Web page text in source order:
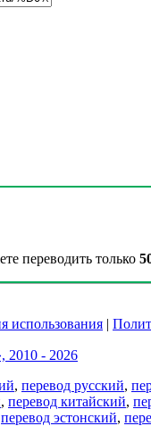
переводить только
использования |
- 2026
, перевод русский,
, перевод китайский,
перевод эстонский,